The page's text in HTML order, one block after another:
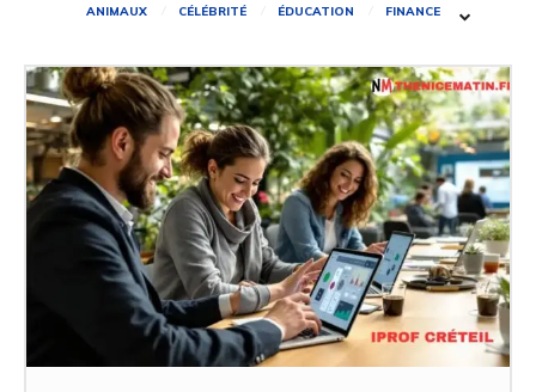
ANIMAUX CÉLÉBRITÉ ÉDUCATION FINANCE